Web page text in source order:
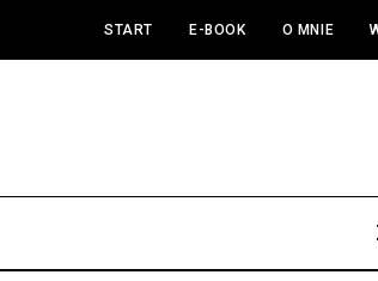
START E-BOOK O MNIE